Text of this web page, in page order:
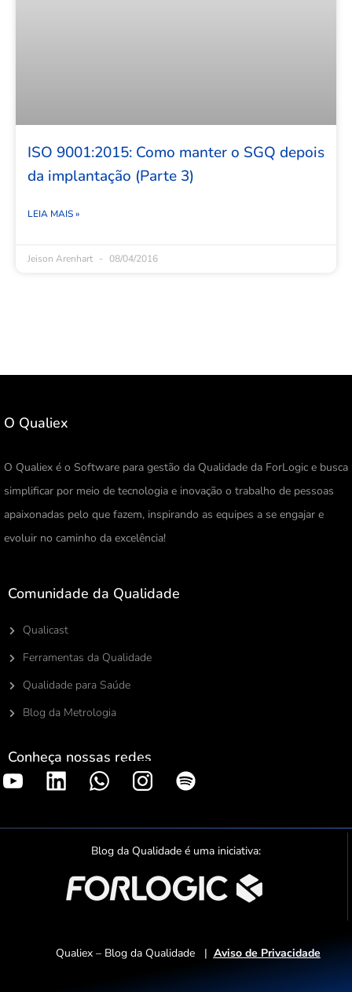
ISO 9001:2015: Como manter o SGQ depois
da implantação (Parte 3)
LEIA MAIS »
Jeison Arenhart 08/04/2016
O Qualiex
O Qualiex é o Software para gestão da Qualidade da ForLogic e busca
simplificar por meio de tecnologia e inovação o trabalho de pessoas
apaixonadas pelo que fazem, inspirando as equipes a se engajar e
evoluir no caminho da excelência!
Comunidade da Qualidade
Qualicast
Ferramentas da Qualidade
Qualidade para Saúde
Blog da Metrologia
Conheça nossas redes
S
o
t
i
f
y
Blog da Qualidade é uma iniciativa:
Qualiex – Blog da Qualidade | Aviso de Privacidade